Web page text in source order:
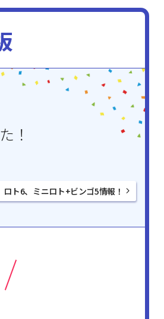
！
ロト6、ミニロト+ビンゴ5情報！